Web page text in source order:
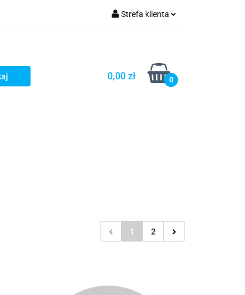
Strefa klienta
Zarejestruj się
Dodaj zgłoszenie
0,00 zł 0
1 2